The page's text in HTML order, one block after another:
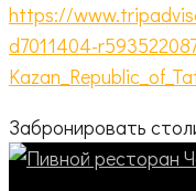
https://
d7011404-
Забронировать